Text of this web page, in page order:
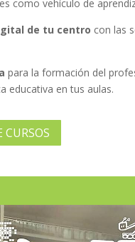
como vehículo de
de tu centro con las
para la formación del
educativa en tus aulas.